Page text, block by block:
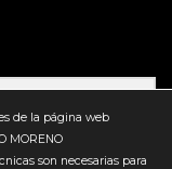
de la página web
MORENO
son necesarias para